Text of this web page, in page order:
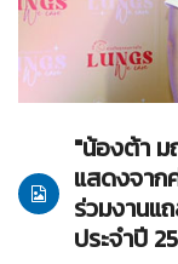
22-05-2568
"น้องต้า
แสดงจาก
ร่วมงานแ
ประจำปี